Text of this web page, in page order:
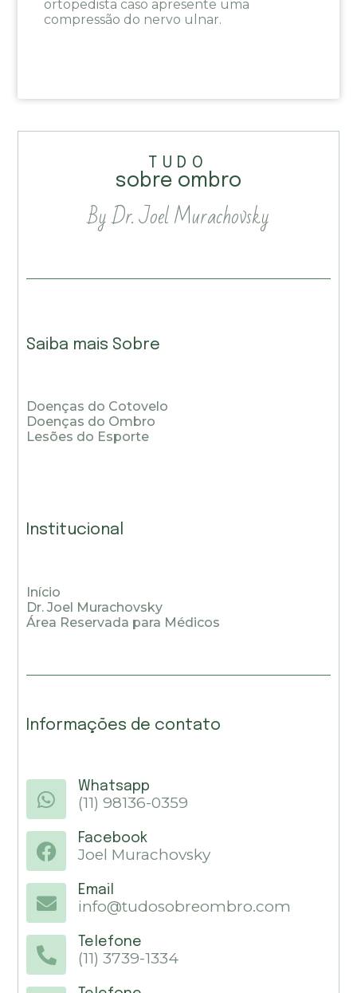
ortopedista caso apresente uma
compressão do nervo ulnar.
TUDO
sobre ombro
By Dr. Joel Murachovsky
Saiba mais Sobre
Doenças do Cotovelo
Doenças do Ombro
Lesões do Esporte
Institucional
Início
Dr. Joel Murachovsky
Área Reservada para Médicos
Informações de contato
Whatsapp
(11) 98136-0359
Facebook
Joel Murachovsky
Email
info@tudosobreombro.com
Telefone
(11) 3739-1334